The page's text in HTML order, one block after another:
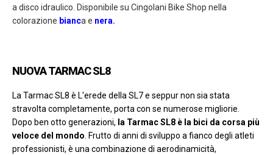
a disco idraulico. Disponibile su Cingolani Bike Shop nella
colorazione bianca e nera.
NUOVA TARMAC SL8
La Tarmac SL8 è L'erede della SL7 e seppur non sia stata
stravolta completamente, porta con se numerose migliorie.
Dopo ben otto generazioni, la Tarmac SL8 è la bici da corsa più
veloce del mondo. Frutto di anni di sviluppo a fianco degli atleti
professionisti, è una combinazione di aerodinamicità,